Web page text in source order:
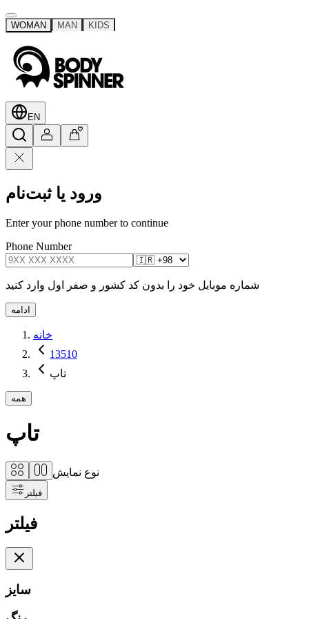
WOMAN MAN KIDS
EN
ورود یا ثبت‌نام
Enter your phone number to continue
Phone Number
شماره موبایل خود را بدون کد کشور و صفر اول وارد کنید
ادامه
خانه
13510
تاپ
همه
تاپ
نوع نمایش
فیلتر
فیلتر
سایز